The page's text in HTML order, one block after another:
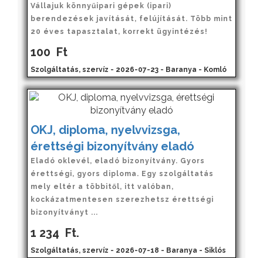
Vállajuk könnyűipari gépek (ipari)
berendezések javítását, felújítását. Több mint
20 éves tapasztalat, korrekt ügyintézés!
100 Ft
Szolgáltatás, szervíz - 2026-07-23 - Baranya - Komló
OKJ, diploma, nyelvvizsga,
érettségi bizonyítvány eladó
Eladó oklevél, eladó bizonyítvány. Gyors
érettségi, gyors diploma. Egy szolgáltatás
mely eltér a többitől, itt valóban,
kockázatmentesen szerezhetsz érettségi
bizonyítványt ...
1 234 Ft.
Szolgáltatás, szervíz - 2026-07-18 - Baranya - Siklós